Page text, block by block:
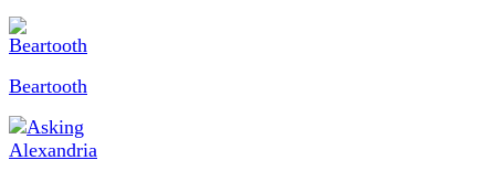
Beartooth